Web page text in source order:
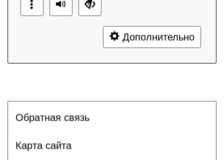
Дополнительно
Обратная связь
Карта сайта